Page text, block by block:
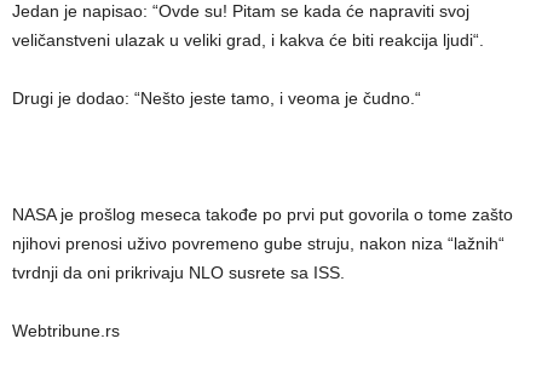
Jedan je napisao: “Ovde su! Pitam se kada će napraviti svoj
veličanstveni ulazak u veliki grad, i kakva će biti reakcija ljudi“.
Drugi je dodao: “Nešto jeste tamo, i veoma je čudno.“
NASA je prošlog meseca takođe po prvi put govorila o tome zašto
njihovi prenosi uživo povremeno gube struju, nakon niza “lažnih“
tvrdnji da oni prikrivaju NLO susrete sa ISS.
Webtribune.rs